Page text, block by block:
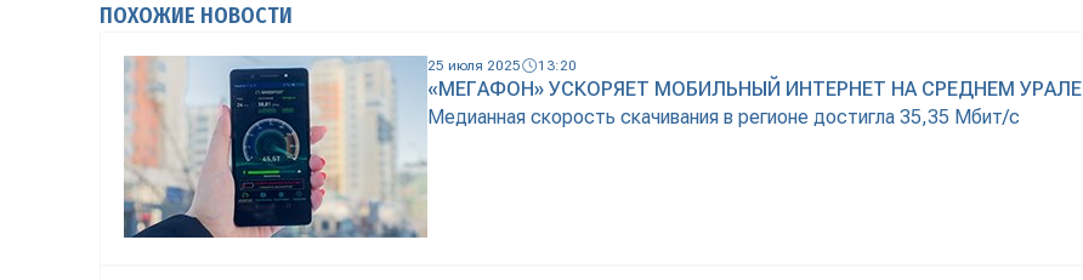
ПОХОЖИЕ НОВОСТИ
25 июля 2025 13:20
«МЕГАФОН» УСКОРЯЕТ МОБИЛЬНЫЙ ИНТЕРНЕТ НА СРЕДНЕМ УРАЛЕ
Медианная скорость скачивания в регионе достигла 35,35 Мбит/с